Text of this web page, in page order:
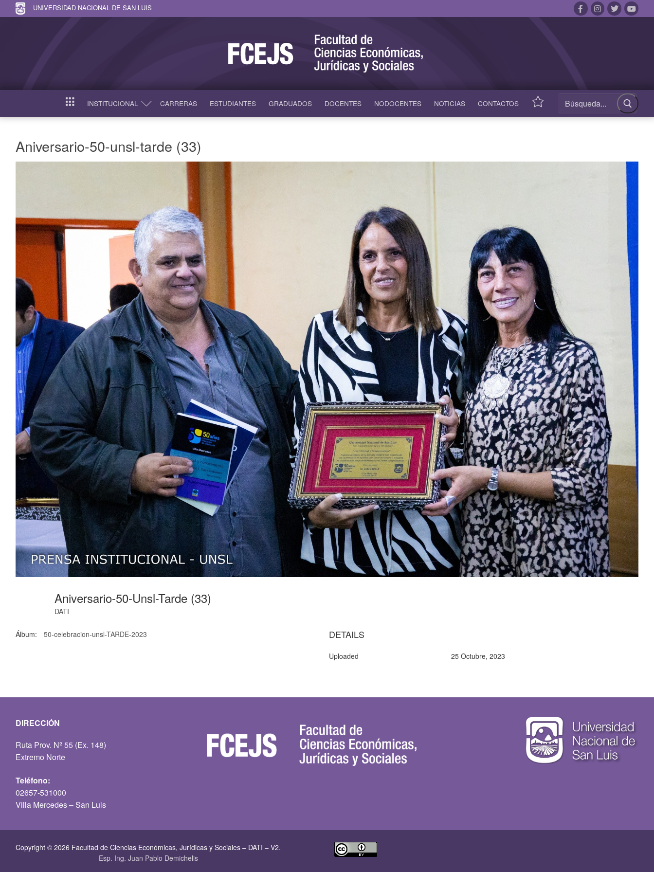
UNIVERSIDAD NACIONAL DE SAN LUIS
INICIO INSTITUCIONAL CARRERAS ESTUDIANTES GRADUADOS DOCENTES NODOCENTES NOTICIAS CONTACTOS ACCESOS
Aniversario-50-unsl-tarde (33)
Aniversario-50-Unsl-Tarde (33)
DATI
Álbum: 50-celebracion-unsl-TARDE-2023 DETAILS
Uploaded 25 Octubre, 2023
DIRECCIÓN
Ruta Prov. Nº 55 (Ex. 148)
Extremo Norte
Teléfono:
02657-531000
Villa Mercedes – San Luis
Copyright © 2026 Facultad de Ciencias Económicas, Jurí­dicas y Sociales – DATI – V2.
Esp. Ing. Juan Pablo Demichelis